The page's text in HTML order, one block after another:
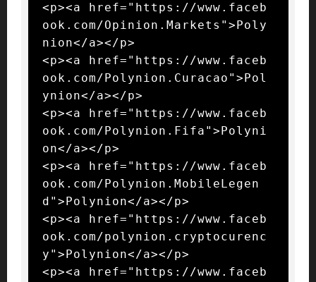
<p><a href="https://www.faceb
ook.com/Opinion.Markets">Poly
nion</a></p>
<p><a href="https://www.faceb
ook.com/Polynion.Curacao">Pol
ynion</a></p>
<p><a href="https://www.faceb
ook.com/Polynion.Fifa">Polyni
on</a></p>
<p><a href="https://www.faceb
ook.com/Polynion.MobileLegen
d">Polynion</a></p>
<p><a href="https://www.faceb
ook.com/polynion.cryptocurenc
y">Polynion</a></p>
<p><a href="https://www.faceb